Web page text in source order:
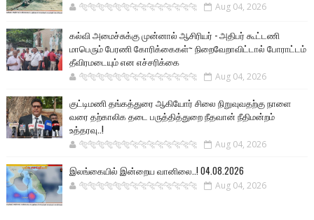
🐅🐅🐅🐅🐅🐅🐆🐆🐆🐆🐆🐆🐆🐆 Aug 04, 2026
கல்வி அமைச்சுக்கு முன்னால் ஆசிரியர் - அதிபர் கூட்டணி
மாபெரும் பேரணி கோரிக்கைகள்~ நிறைவேறாவிட்டால் போராட்டம்
தீவிரமடையும் என எச்சரிக்கை
🐅🐅🐅🐅🐅🐅🐆🐆🐆🐆🐆🐆🐆🐆 Aug 04, 2026
குட்டிமணி தங்கத்துரை ஆகியோர் சிலை நிறுவுவதற்கு நாளை
வரை தற்காலிக தடை பருத்தித்துறை நீதவான் நீதிமன்றம்
உத்தரவு..!
🐅🐅🐅🐅🐅🐅🐆🐆🐆🐆🐆🐆🐆🐆 Aug 04, 2026
இலங்கையில் இன்றைய வானிலை..! 04.08.2026
🐅🐅🐅🐅🐅🐅🐆🐆🐆🐆🐆🐆🐆🐆 Aug 04, 2026